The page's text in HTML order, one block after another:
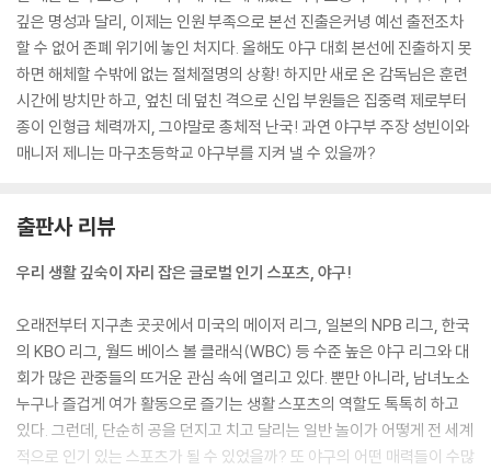
깊은 명성과 달리, 이제는 인원 부족으로 본선 진출은커녕 예선 출전조차
할 수 없어 존폐 위기에 놓인 처지다. 올해도 야구 대회 본선에 진출하지 못
하면 해체할 수밖에 없는 절체절명의 상황! 하지만 새로 온 감독님은 훈련
시간에 방치만 하고, 엎친 데 덮친 격으로 신입 부원들은 집중력 제로부터
종이 인형급 체력까지, 그야말로 총체적 난국! 과연 야구부 주장 성빈이와
매니저 제니는 마구초등학교 야구부를 지켜 낼 수 있을까?
출판사 리뷰
우리 생활 깊숙이 자리 잡은 글로벌 인기 스포츠, 야구!
오래전부터 지구촌 곳곳에서 미국의 메이저 리그, 일본의 NPB 리그, 한국
의 KBO 리그, 월드 베이스 볼 클래식(WBC) 등 수준 높은 야구 리그와 대
회가 많은 관중들의 뜨거운 관심 속에 열리고 있다. 뿐만 아니라, 남녀노소
누구나 즐겁게 여가 활동으로 즐기는 생활 스포츠의 역할도 톡톡히 하고
있다. 그런데, 단순히 공을 던지고 치고 달리는 일반 놀이가 어떻게 전 세계
적으로 인기 있는 스포츠가 될 수 있었을까? 또 야구의 어떤 매력들이 수많